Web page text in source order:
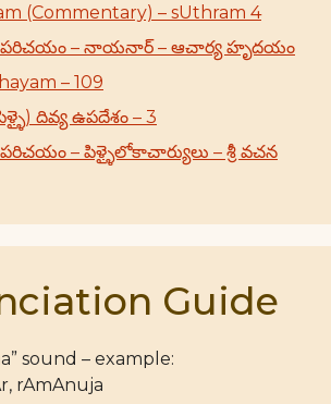
(Commentary) – sUthram 4
పరిచయం – నాయనార్ – ఆచార్య హృదయం
– 109
దివ్య ఉపదేశం – 3
– పిళ్ళైలోకాచార్యులు – శ్రీ వచన
Guide
sound – example:
rAmAnuja